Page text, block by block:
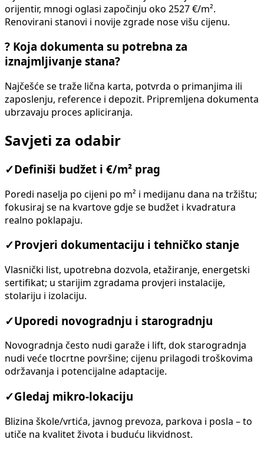
orijentir, mnogi oglasi započinju oko 2527 €/m².
Renovirani stanovi i novije zgrade nose višu cijenu.
? Koja dokumenta su potrebna za
iznajmljivanje stana?
Najčešće se traže lična karta, potvrda o primanjima ili
zaposlenju, reference i depozit. Pripremljena dokumenta
ubrzavaju proces apliciranja.
Savjeti za odabir
✓ Definiši budžet i €/m² prag
Poredi naselja po cijeni po m² i medijanu dana na tržištu;
fokusiraj se na kvartove gdje se budžet i kvadratura
realno poklapaju.
✓ Provjeri dokumentaciju i tehničko stanje
Vlasnički list, upotrebna dozvola, etažiranje, energetski
sertifikat; u starijim zgradama provjeri instalacije,
stolariju i izolaciju.
✓Uporedi novogradnju i starogradnju
Novogradnja često nudi garaže i lift, dok starogradnja
nudi veće tlocrtne površine; cijenu prilagodi troškovima
održavanja i potencijalne adaptacije.
✓Gledaj mikro-lokaciju
Blizina škole/vrtića, javnog prevoza, parkova i posla – to
utiče na kvalitet života i buduću likvidnost.